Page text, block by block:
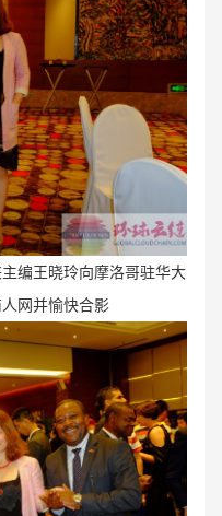
编王晓玲向摩洛哥驻华大
网并愉快合影